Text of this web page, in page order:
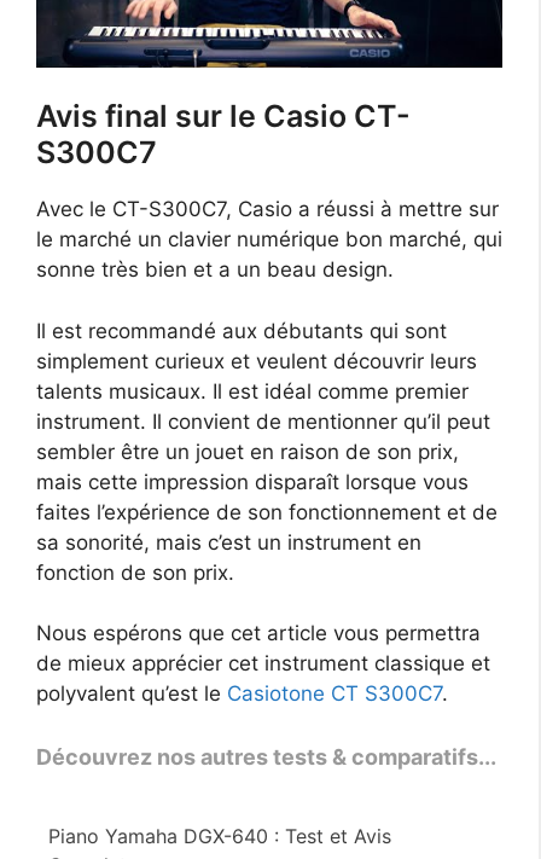
Avis final sur le Casio CT-
S300C7
Avec le CT-S300C7, Casio a réussi à mettre sur
le marché un clavier numérique bon marché, qui
sonne très bien et a un beau design.
Il est recommandé aux débutants qui sont
simplement curieux et veulent découvrir leurs
talents musicaux. Il est idéal comme premier
instrument. Il convient de mentionner qu’il peut
sembler être un jouet en raison de son prix,
mais cette impression disparaît lorsque vous
faites l’expérience de son fonctionnement et de
sa sonorité, mais c’est un instrument en
fonction de son prix.
Nous espérons que cet article vous permettra
de mieux apprécier cet instrument classique et
polyvalent qu’est le Casiotone CT S300C7.
Découvrez nos autres tests & comparatifs...
Piano Yamaha DGX-640 : Test et Avis